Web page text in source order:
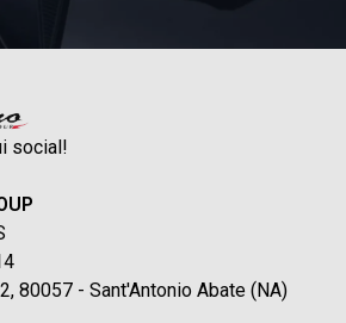
social!
80057 - Sant'Antonio Abate (NA)